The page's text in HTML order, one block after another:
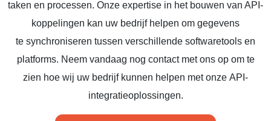
taken en processen. Onze expertise in het bouwen van API-
koppelingen kan uw bedrijf helpen om gegevens
te synchroniseren tussen verschillende softwaretools en
platforms. Neem vandaag nog contact met ons op om te
zien hoe wij uw bedrijf kunnen helpen met onze API-
integratieoplossingen.